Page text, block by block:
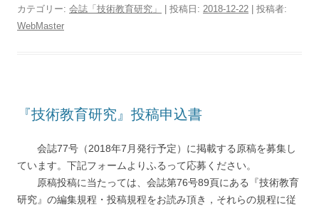
カテゴリー: 会誌「技術教育研究」 | 投稿日: 2018-12-22
投稿者:
WebMaster
『技術教育研究』投稿申込書
会誌77号（2018年7月発行予定）に掲載する原稿を募集し
ています。下記フォームよりふるって応募ください。
原稿投稿に当たっては、会誌第76号89頁にある『技術教育
研究』の編集規程・投稿規程をお読み頂き，それらの規程に従